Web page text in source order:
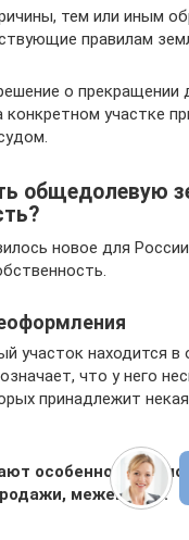
тем или иным
правилам
о прекращении
конкретном участке
общедолевую
новое для
участок находится
что у него
принадлежит
особенности
межевания.